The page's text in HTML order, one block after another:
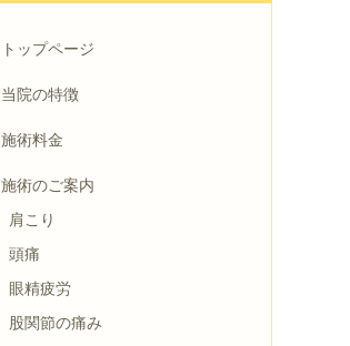
トップページ
当院の特徴
施術料金
施術のご案内
肩こり
頭痛
眼精疲労
股関節の痛み